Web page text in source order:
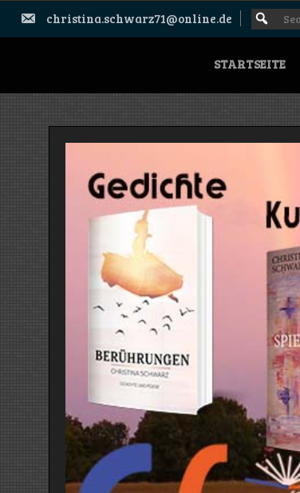
Skip
christina.schwarz71@online.de
SEARCH
FOR:
Search
for:
STARTSEITE